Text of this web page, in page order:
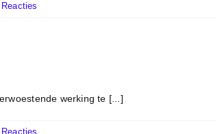
werking te [...]